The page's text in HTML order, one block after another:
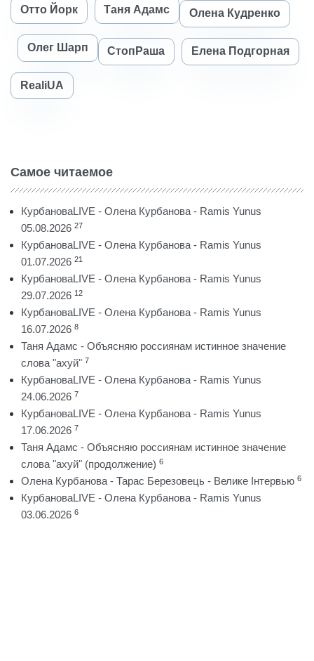
Отто Йорк Таня Адамс Олена Кудренко
Олег Шарп СтопРаша Елена Подгорная
RealiUA
Самое читаемое
КурбановаLIVE - Олена Курбанова - Ramis Yunus
05.08.2026 27
КурбановаLIVE - Олена Курбанова - Ramis Yunus
01.07.2026 21
КурбановаLIVE - Олена Курбанова - Ramis Yunus
29.07.2026 12
КурбановаLIVE - Олена Курбанова - Ramis Yunus
16.07.2026 8
Таня Адамс - Объясняю россиянам истинное значение
слова "ахуй" 7
КурбановаLIVE - Олена Курбанова - Ramis Yunus
24.06.2026 7
КурбановаLIVE - Олена Курбанова - Ramis Yunus
17.06.2026 7
Таня Адамс - Объясняю россиянам истинное значение
слова "ахуй" (продолжение) 6
Олена Курбанова - Тарас Березовець - Велике Інтервью 6
КурбановаLIVE - Олена Курбанова - Ramis Yunus
03.06.2026 6